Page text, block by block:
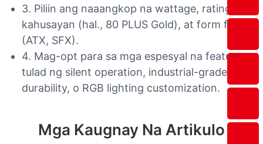
3. Piliin ang naaangkop na wattage, rating ng
kahusayan (hal., 80 PLUS Gold), at form factor
(ATX, SFX).
4. Mag-opt para sa mga espesyal na feature
tulad ng silent operation, industrial-grade
durability, o RGB lighting customization.
Mga Kaugnay Na Artikulo